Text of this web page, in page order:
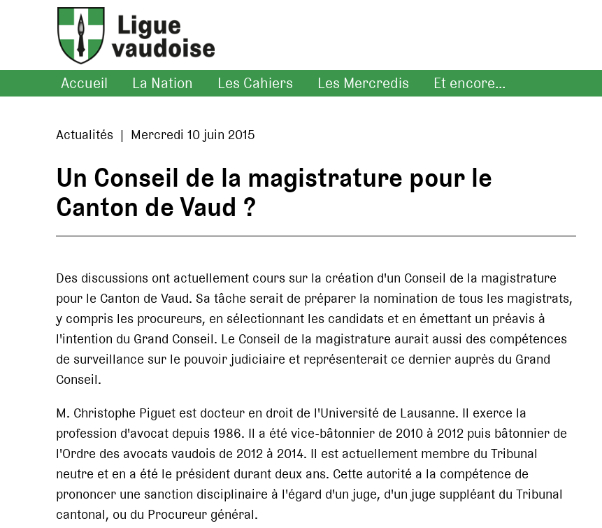
Accueil La Nation Les Cahiers Les Mercredis Et encore...
Actualités | Mercredi 10 juin 2015
Un Conseil de la magistrature pour le
Canton de Vaud ?
Des discussions ont actuellement cours sur la création d'un Conseil de la magistrature
pour le Canton de Vaud. Sa tâche serait de préparer la nomination de tous les magistrats,
y compris les procureurs, en sélectionnant les candidats et en émettant un préavis à
l'intention du Grand Conseil. Le Conseil de la magistrature aurait aussi des compétences
de surveillance sur le pouvoir judiciaire et représenterait ce dernier auprès du Grand
Conseil.
M. Christophe Piguet est docteur en droit de l'Université de Lausanne. Il exerce la
profession d'avocat depuis 1986. Il a été vice-bâtonnier de 2010 à 2012 puis bâtonnier de
l'Ordre des avocats vaudois de 2012 à 2014. Il est actuellement membre du Tribunal
neutre et en a été le président durant deux ans. Cette autorité a la compétence de
prononcer une sanction disciplinaire à l'égard d'un juge, d'un juge suppléant du Tribunal
cantonal, ou du Procureur général.